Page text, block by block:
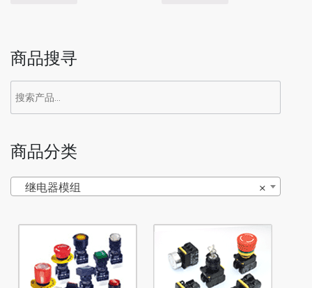
商品搜寻
商品分类
×
继电器模组